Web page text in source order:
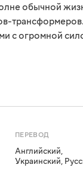
обычной
с огромной
ПЕРЕВОД
Английский,
Украинский,